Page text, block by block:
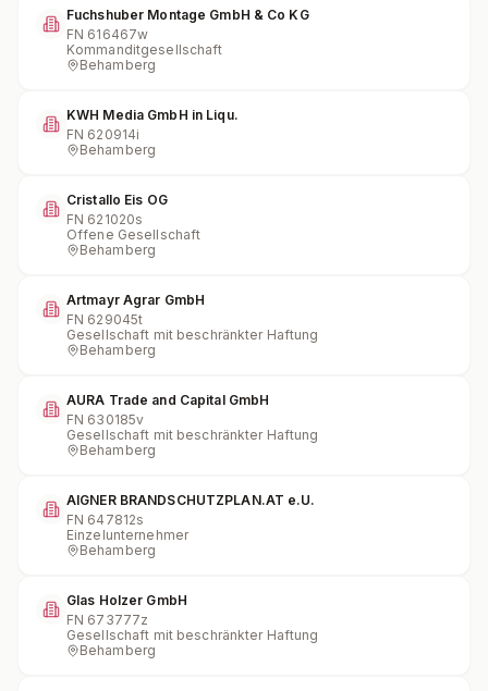
Fuchshuber Montage GmbH & Co KG
FN 616467w
Kommanditgesellschaft
Behamberg
KWH Media GmbH in Liqu.
FN 620914i
Behamberg
Cristallo Eis OG
FN 621020s
Offene Gesellschaft
Behamberg
Artmayr Agrar GmbH
FN 629045t
Gesellschaft mit beschränkter Haftung
Behamberg
AURA Trade and Capital GmbH
FN 630185v
Gesellschaft mit beschränkter Haftung
Behamberg
AIGNER BRANDSCHUTZPLAN.AT e.U.
FN 647812s
Einzelunternehmer
Behamberg
Glas Holzer GmbH
FN 673777z
Gesellschaft mit beschränkter Haftung
Behamberg